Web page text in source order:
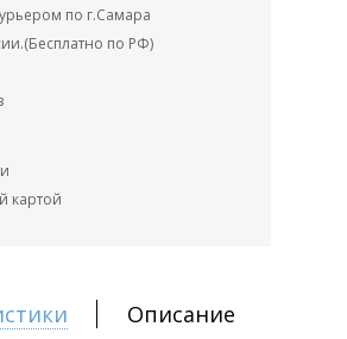
по г.Самара
по РФ)
картой
Описание